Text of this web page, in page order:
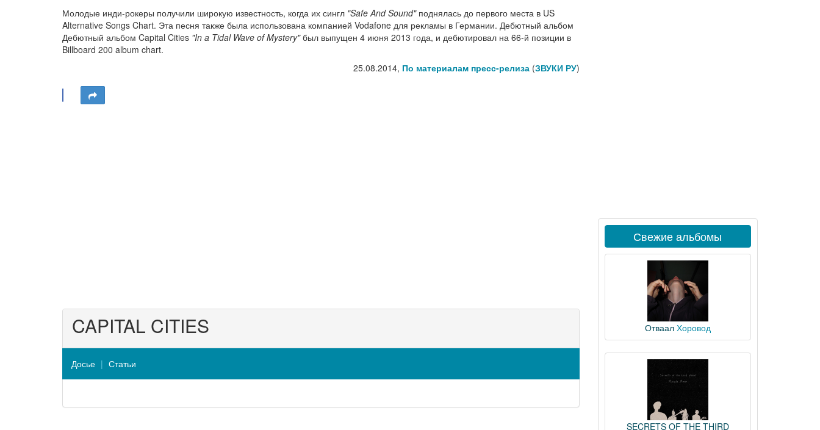
Молодые инди-рокеры получили широкую известность, когда их сингл "Safe And Sound"поднялась до первого места в US
Alternative Songs Chart. Эта песня также была использована компанией Vodafone для рекламы в Германии. Дебютный альбом
Дебютный альбом Capital Cities "In a Tidal Wave of Mystery"был выпущен 4 июня 2013 года, и дебютировал на 66-й позиции в
Billboard 200 album chart.
25.08.2014, По материалам пресс-релиза(ЗВУКИ РУ)
CAPITAL CITIES
Досье Статьи
Свежие альбомы
Отваал Хоровод
SECRETS OF THE THIRD